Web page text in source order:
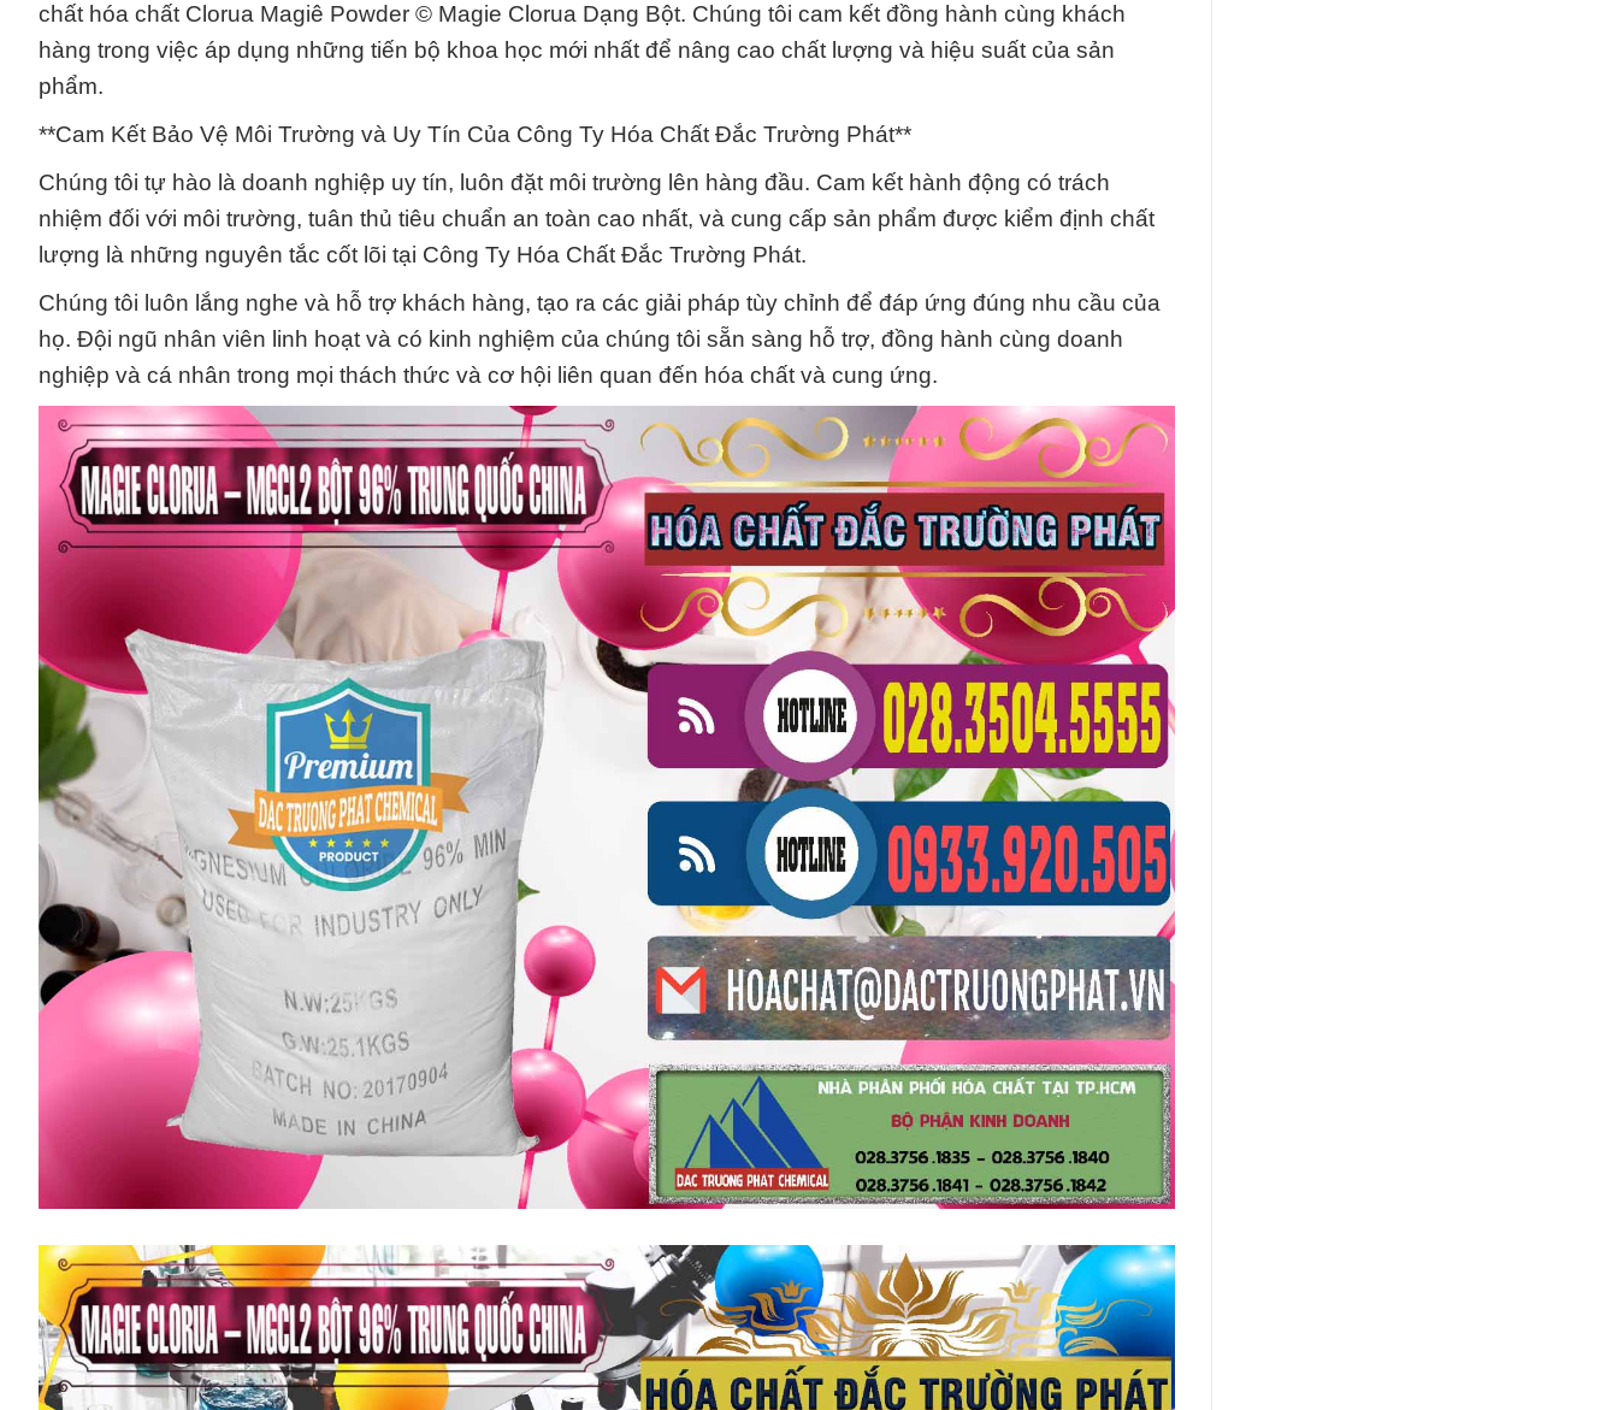
chất hóa chất Clorua Magiê Powder © Magie Clorua Dạng Bột. Chúng tôi cam kết đồng hành cùng khách
hàng trong việc áp dụng những tiến bộ khoa học mới nhất để nâng cao chất lượng và hiệu suất của sản
phẩm.
**Cam Kết Bảo Vệ Môi Trường và Uy Tín Của Công Ty Hóa Chất Đắc Trường Phát**
Chúng tôi tự hào là doanh nghiệp uy tín, luôn đặt môi trường lên hàng đầu. Cam kết hành động có trách
nhiệm đối với môi trường, tuân thủ tiêu chuẩn an toàn cao nhất, và cung cấp sản phẩm được kiểm định chất
lượng là những nguyên tắc cốt lõi tại Công Ty Hóa Chất Đắc Trường Phát.
Chúng tôi luôn lắng nghe và hỗ trợ khách hàng, tạo ra các giải pháp tùy chỉnh để đáp ứng đúng nhu cầu của
họ. Đội ngũ nhân viên linh hoạt và có kinh nghiệm của chúng tôi sẵn sàng hỗ trợ, đồng hành cùng doanh
nghiệp và cá nhân trong mọi thách thức và cơ hội liên quan đến hóa chất và cung ứng.